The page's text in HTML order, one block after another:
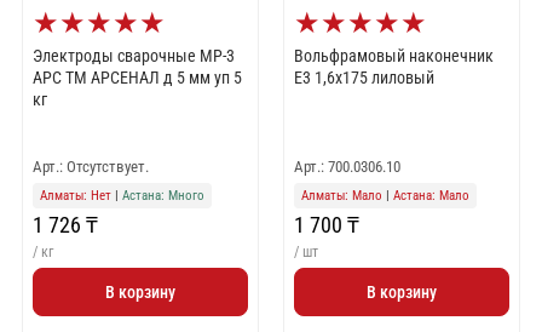
★★★★★
Электроды сварочные МР-3
АРС TM АРСЕНАЛ д 5 мм уп 5
кг
Арт.: Отсутствует.
Алматы: Нет| Астана: Много
1 726 ₸
/ кг
В корзину
★★★★★
Вольфрамовый наконечник
Е3 1,6х175 лиловый
Арт.: 700.0306.10
Алматы: Мало Астана: Мало
1 700 ₸
/ шт
В корзину